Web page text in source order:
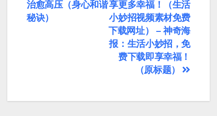
导
享更多幸福！（生活
小妙招视频素材免费
下载网址） – 神奇海
报：生活小妙招，免
费下载即享幸福！
（原标题）
治愈高压（身心和谐
秘诀）